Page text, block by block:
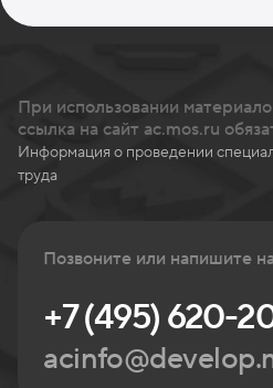
При использовании
ссылка на сайт ac.mos.ru
Информация о проведении
труда
Позвоните или напишите
+7 (495) 620-